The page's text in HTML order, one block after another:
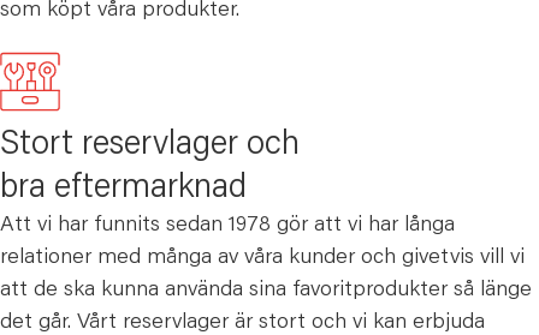
som köpt våra produkter.
Stort reservlager och
bra eftermarknad
Att vi har funnits sedan 1978 gör att vi har långa
relationer med många av våra kunder och givetvis vill vi
att de ska kunna använda sina favoritprodukter så länge
det går. Vårt reservlager är stort och vi kan erbjuda